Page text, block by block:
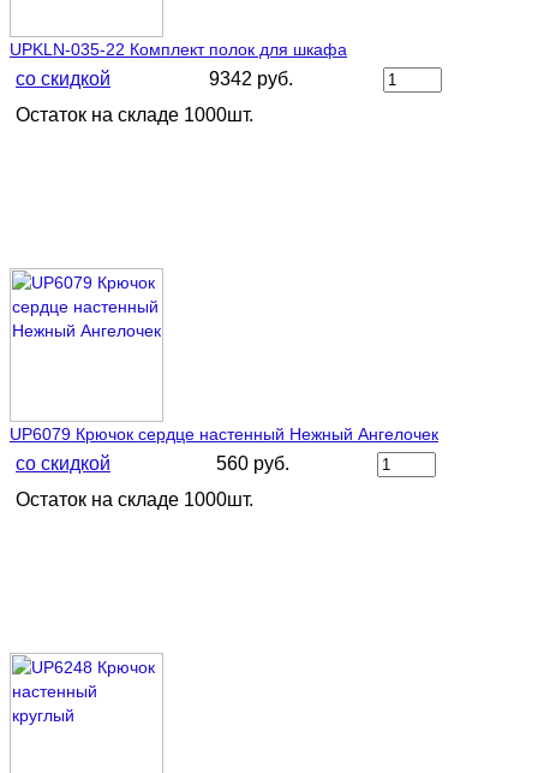
UPKLN-035-22 Комплект полок для шкафа
со скидкой
9342 руб.
Остаток на складе 1000шт.
UP6079 Крючок сердце настенный Нежный Ангелочек
со скидкой
560 руб.
Остаток на складе 1000шт.